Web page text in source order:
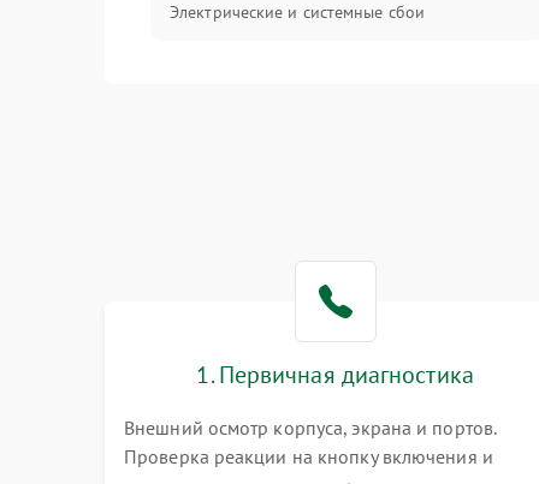
Электрические и системные сбои
Система охлаждения
1. Первичная диагностика
Внешний осмотр корпуса, экрана и портов.
Проверка реакции на кнопку включения и